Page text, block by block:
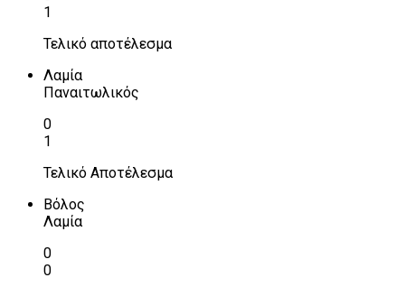
1
Τελικό αποτέλεσμα
Λαμία
Παναιτωλικός
0
1
Τελικό Αποτέλεσμα
Βόλος
Λαμία
0
0